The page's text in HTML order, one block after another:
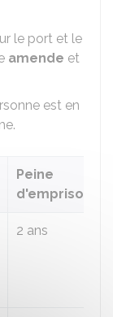
le port et le
amende et
est en
Peine
2 ans